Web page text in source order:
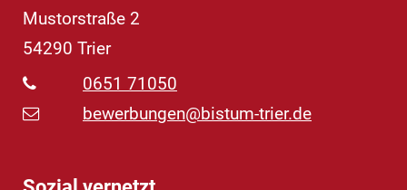
Mustorstraße 2
54290 Trier
0651 71050
bewerbungen@bistum-trier.de